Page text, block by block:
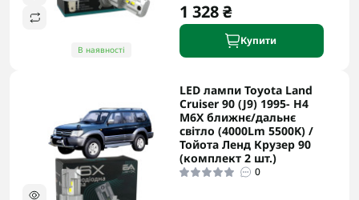
В наявності
1 328 ₴
Купити
LED лампи Toyota Land
Cruiser 90 (J9) 1995- H4
M6X ближнє/дальнє
світло (4000Lm 5500K) /
Тойота Ленд Крузер 90
(комплект 2 шт.)
0